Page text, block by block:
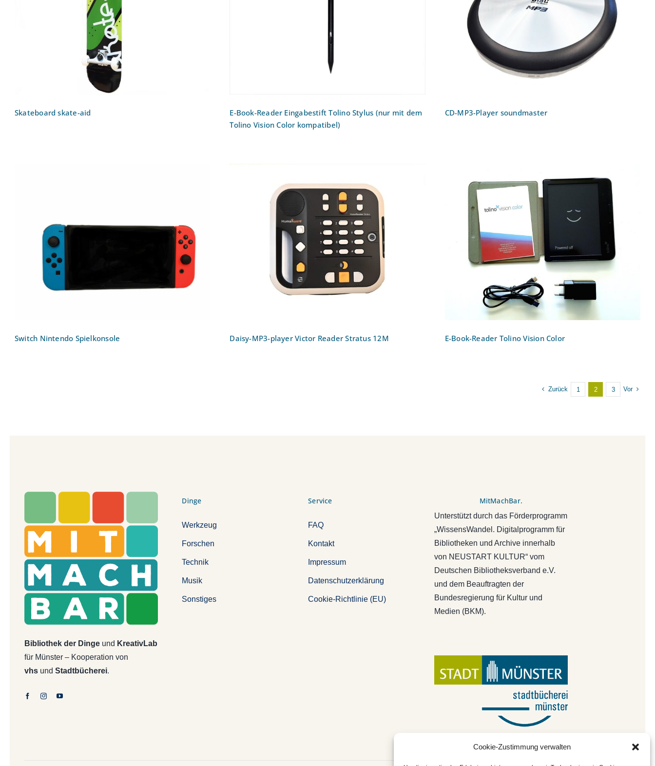
Cookie-Zustimmung verwalten
Skateboard skate-aid
Skateboard skate-aid
E-Book-Reader Eingabestift Tolino Stylus (nur mit dem
Tolino Vision Color kompatibel)
CD-MP3-Player soundmaster
CD-MP3-Player soundmaster
Switch Nintendo Spielkonsole
Switch Nintendo Spielkonsole
Daisy-MP3-player Victor Reader Stratus
12M
Daisy-MP3-player Victor Reader Stratus 12M
E-Book-Reader Tolino Vision Color
E-Book-Reader Tolino Vision Color
Zurück 1 2 3 Vor
Bibliothek der Dingeund KreativLab
für Münster – Kooperation von
vhsund Stadtbücherei.
Dinge
Werkzeug
Forschen
Technik
Musik
Sonstiges
Service
FAQ
Kontakt
Impressum
Datenschutzerklärung
Cookie-Richtlinie (EU)
MitMachBar.
Unterstützt durch das Förderprogramm
„WissensWandel. Digitalprogramm für
Bibliotheken und Archive innerhalb
von NEUSTART KULTUR“ vom
Deutschen Bibliotheksverband e.V.
und dem Beauftragten der
Bundesregierung für Kultur und
Medien (BKM).